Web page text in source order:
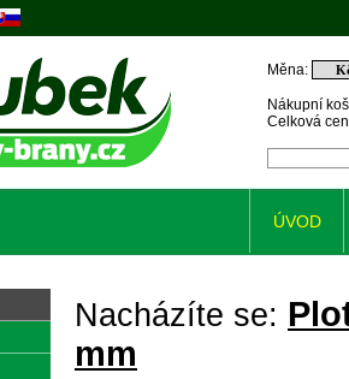
Nacházíte se:
mm
Nákupní
Celková
Měna:
ÚVOD